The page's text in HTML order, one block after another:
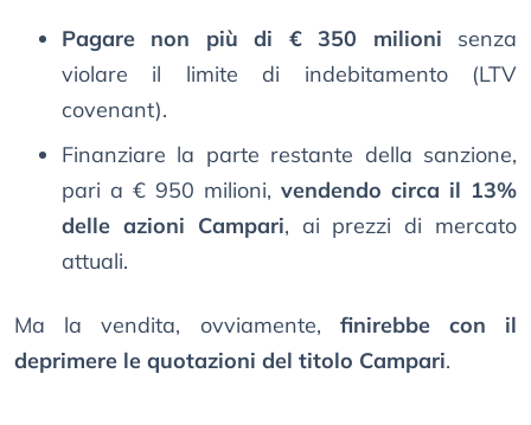
Pagare non più di € 350 milioni senza
violare il limite di indebitamento (LTV
covenant).
Finanziare la parte restante della sanzione,
pari a € 950 milioni, vendendo circa il 13%
delle azioni Campari, ai prezzi di mercato
attuali.
Ma la vendita, ovviamente, finirebbe con il
deprimere le quotazioni del titolo Campari.